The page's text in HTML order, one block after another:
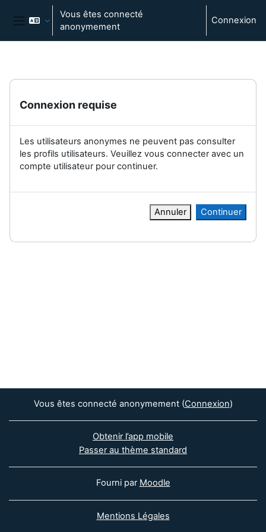
Passer au contenu principal
Panneau latéral
Vous êtes connecté
anonymement
Connexion
Connexion requise
Les utilisateurs anonymes ne peuvent pas consulter
les profils utilisateurs. Veuillez vous connecter avec un
compte utilisateur pour continuer.
Annuler Continuer
Vous êtes connecté anonymement (Connexion)
Obtenir l’app mobile
Passer au thème standard
Fourni par Moodle
Mentions Légales